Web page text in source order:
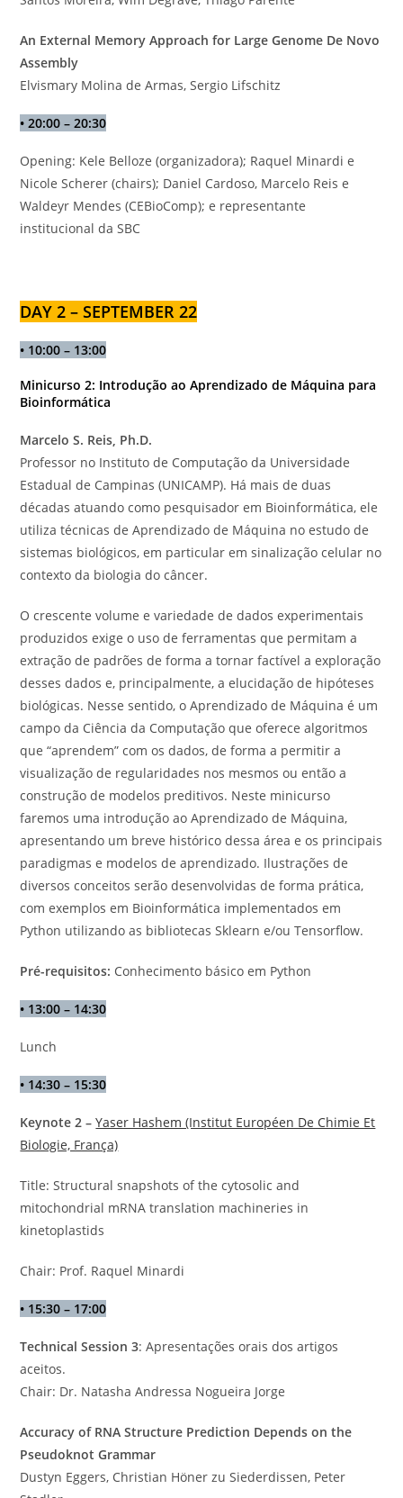
An External Memory Approach for Large Genome De Novo
Assembly
Elvismary Molina de Armas, Sergio Lifschitz
•20:00 – 20:30
Opening: Kele Belloze (organizadora); Raquel Minardi e
Nicole Scherer (chairs); Daniel Cardoso, Marcelo Reis e
Waldeyr Mendes (CEBioComp); e representante
institucional da SBC
DAY 2 – SEPTEMBER 22
• 10:00 – 13:00
Minicurso 2: Introdução ao Aprendizado de Máquina para
Bioinformática
Marcelo S. Reis, Ph.D.
Professor no Instituto de Computação da Universidade
Estadual de Campinas (UNICAMP). Há mais de duas
décadas atuando como pesquisador em Bioinformática, ele
utiliza técnicas de Aprendizado de Máquina no estudo de
sistemas biológicos, em particular em sinalização celular no
contexto da biologia do câncer.
O crescente volume e variedade de dados experimentais
produzidos exige o uso de ferramentas que permitam a
extração de padrões de forma a tornar factível a exploração
desses dados e, principalmente, a elucidação de hipóteses
biológicas. Nesse sentido, o Aprendizado de Máquina é um
campo da Ciência da Computação que oferece algoritmos
que “aprendem” com os dados, de forma a permitir a
visualização de regularidades nos mesmos ou então a
construção de modelos preditivos. Neste minicurso
faremos uma introdução ao Aprendizado de Máquina,
apresentando um breve histórico dessa área e os principais
paradigmas e modelos de aprendizado. Ilustrações de
diversos conceitos serão desenvolvidas de forma prática,
com exemplos em Bioinformática implementados em
Python utilizando as bibliotecas Sklearn e/ou Tensorflow.
Pré-requisitos: Conhecimento básico em Python
• 13:00 – 14:30
Lunch
• 14:30 – 15:30
Keynote 2 –Yaser Hashem (Institut Européen De Chimie Et
Biologie, França)
Title: Structural snapshots of the cytosolic and
mitochondrial mRNA translation machineries in
kinetoplastids
Chair: Prof. Raquel Minardi
• 15:30 – 17:00
Technical Session 3: Apresentações orais dos artigos
aceitos.
Chair: Dr. Natasha Andressa Nogueira Jorge
Accuracy of RNA Structure Prediction Depends on the
Pseudoknot Grammar
Dustyn Eggers, Christian Höner zu Siederdissen, Peter